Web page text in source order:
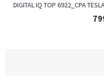
DIGITAL IQ TOP 6922_CPA